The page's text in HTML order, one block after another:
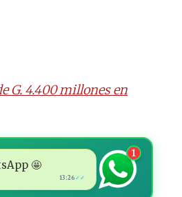
G. 4.400 millones en
🤩
13:26 ✓✓
1